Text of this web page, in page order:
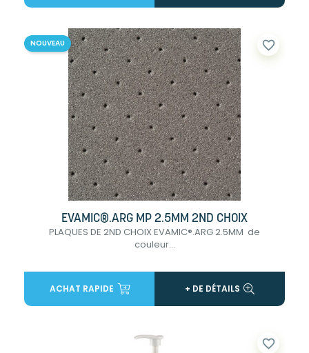
favorite_border
EVAMIC®.ARG MP 2.5MM 2ND CHOIX
PLAQUES DE 2ND CHOIX EVAMIC®.ARG 2.5MM de
couleur...
NOUVEAU
ACHAT RAPIDE + DE DÉTAILS
favorite_border